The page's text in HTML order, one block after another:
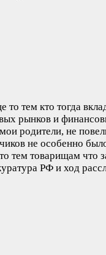
тем кто тогда
рынков и
родители, не
не особенно
тем товарищам что
РФ и ход